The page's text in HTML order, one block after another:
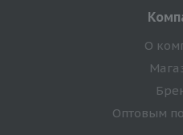
О
Оптовым